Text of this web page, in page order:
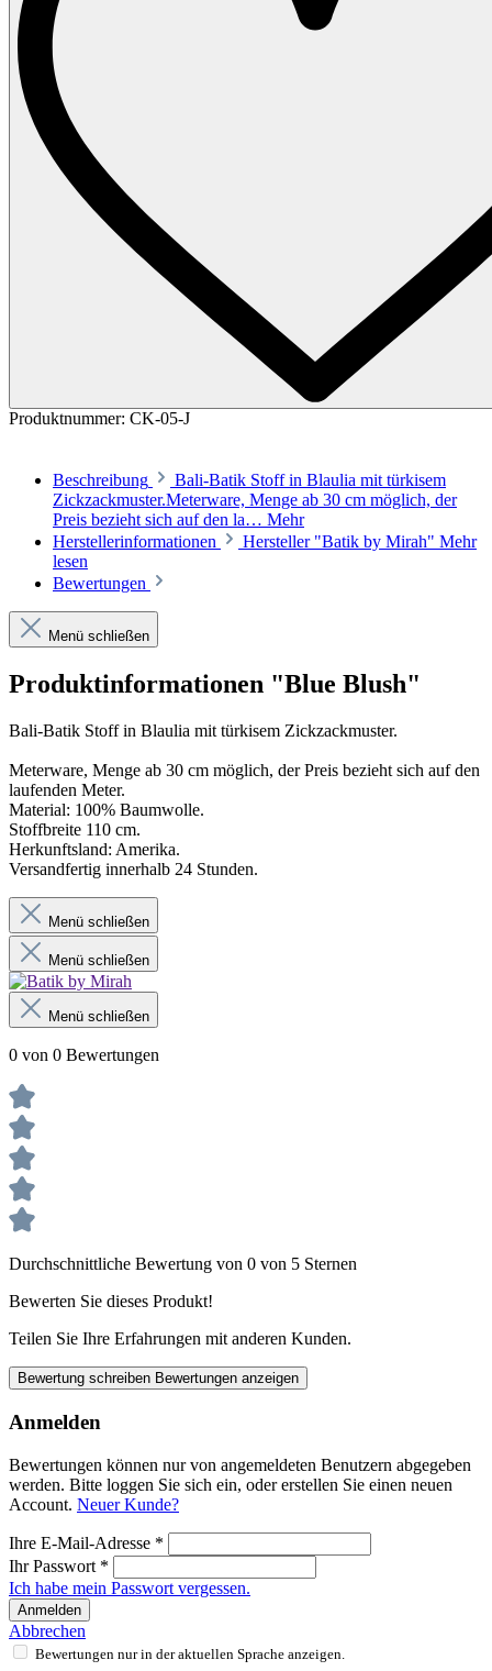
Produktnummer: CK-05-J
Beschreibung
Bali-Batik Stoff in Blaulia mit türkisem
Zickzackmuster.Meterware, Menge ab 30 cm möglich, der
Preis bezieht sich auf den la… Mehr
Herstellerinformationen
Hersteller "Batik by Mirah" Mehr
lesen
Bewertungen
Menü schließen
Produktinformationen "Blue Blush"
Bali-Batik Stoff in Blaulia mit türkisem Zickzackmuster.
Meterware, Menge ab 30 cm möglich, der Preis bezieht sich auf den
laufenden Meter.
Material: 100% Baumwolle.
Stoffbreite 110 cm.
Herkunftsland: Amerika.
Versandfertig innerhalb 24 Stunden.
Menü schließen
Menü schließen
Menü schließen
0 von 0 Bewertungen
Durchschnittliche Bewertung von 0 von 5 Sternen
Bewerten Sie dieses Produkt!
Teilen Sie Ihre Erfahrungen mit anderen Kunden.
Bewertung schreiben Bewertungen anzeigen
Anmelden
Bewertungen können nur von angemeldeten Benutzern abgegeben
werden. Bitte loggen Sie sich ein, oder erstellen Sie einen neuen
Account. Neuer Kunde?
Ihre E-Mail-Adresse *
Ihr Passwort *
Ich habe mein Passwort vergessen.
Anmelden
Abbrechen
Bewertungen nur in der aktuellen Sprache anzeigen.